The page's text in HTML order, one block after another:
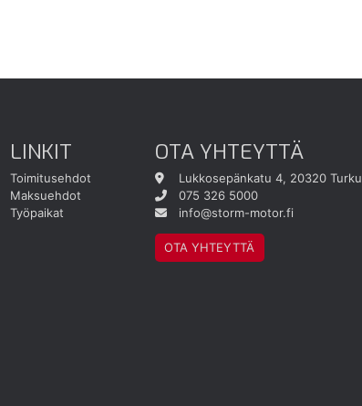
LINKIT
Toimitusehdot
Maksuehdot
Työpaikat
OTA YHTEYTTÄ
Lukkosepänkatu 4, 20320 Turku
075 326 5000
info@storm-motor.fi
OTA YHTEYTTÄ